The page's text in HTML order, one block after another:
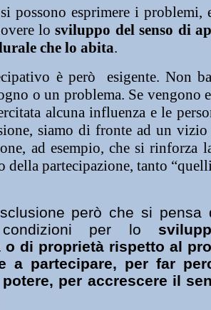
possono esprimere i problemi,
losviluppo del senso di
che lo abita.
è però esigente. Non
o un problema. Se vengono
alcuna influenza e le
siamo di fronte ad un
ad esempio, che si rinforza
della partecipazione, tanto
però che si pensa
per lo
o di proprietà rispetto al
a partecipare, per far
per accrescere il